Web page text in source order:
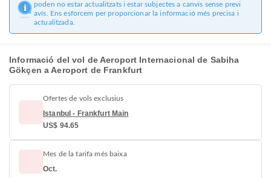
poden no estar actualitzats i estar subjectes a canvis sense previ
avís. Ens esforcem per proporcionar la informació més precisa i
actualitzada.
Informació del vol de Aeroport Internacional de Sabiha
Gökçen a Aeroport de Frankfurt
Ofertes de vols exclusius
Istanbul - Frankfurt Main
US$ 94.65
Mes de la tarifa més baixa
Oct.